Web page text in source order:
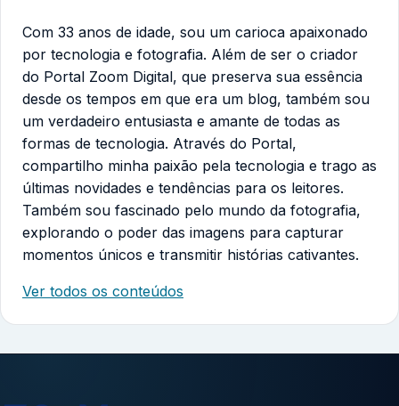
Com 33 anos de idade, sou um carioca apaixonado
por tecnologia e fotografia. Além de ser o criador
do Portal Zoom Digital, que preserva sua essência
desde os tempos em que era um blog, também sou
um verdadeiro entusiasta e amante de todas as
formas de tecnologia. Através do Portal,
compartilho minha paixão pela tecnologia e trago as
últimas novidades e tendências para os leitores.
Também sou fascinado pelo mundo da fotografia,
explorando o poder das imagens para capturar
momentos únicos e transmitir histórias cativantes.
Ver todos os conteúdos